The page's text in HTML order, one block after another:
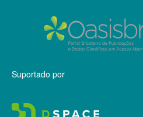
Suportado por